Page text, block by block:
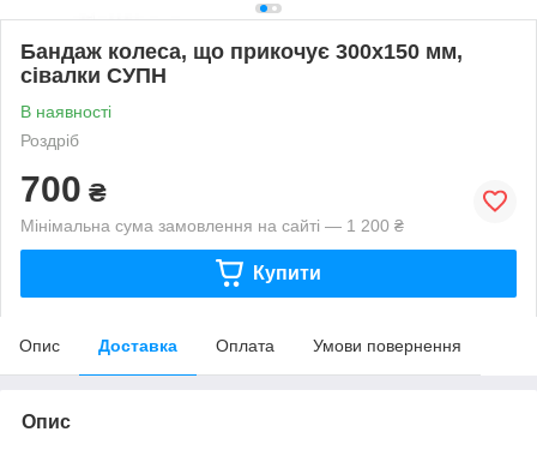
Бандаж колеса, що прикочує 300х150 мм,
сівалки СУПН
В наявності
Роздріб
700 ₴
Мінімальна сума замовлення на сайті — 1 200 ₴
Купити
Опис Доставка Оплата Умови повернення
Опис